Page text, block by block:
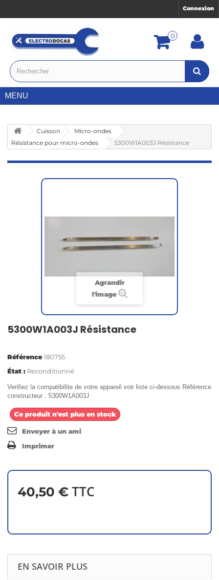
Connexion
0
MENU
Cuisson
Micro-ondes
Résistance pour micro-ondes
5300W1A003J Résistance
Agrandir
l'image
5300W1A003J Résistance
Référence180755
État : Reconditionné
Verifiez la compatibilite de votre appareil voir liste ci-dessous Référence
constructeur : 5300W1A003J
Ce produit n'est plus en stock
Envoyer à un ami
Imprimer
40,50 € TTC
EN SAVOIR PLUS